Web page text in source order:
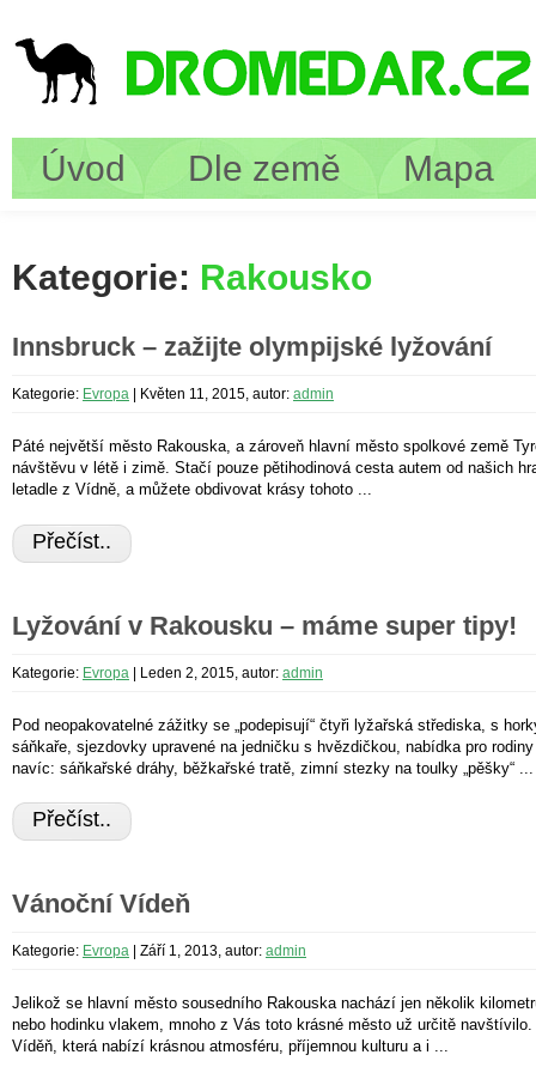
Úvod Dle země Mapa
Kategorie: Rakousko
Innsbruck – zažijte olympijské lyžování
Kategorie: Evropa Květen 11, 2015, autor: admin
Páté největší město Rakouska, a zároveň hlavní město spolkové země
návštěvu v létě i zimě. Stačí pouze pětihodinová cesta autem od našich
letadle z Vídně, a můžete obdivovat krásy tohoto ...
Přečíst..
Lyžování v Rakousku – máme super tipy!
Kategorie: Evropa | Leden 2, 2015, autor: admin
Pod neopakovatelné zážitky se „podepisují“ čtyři lyžařská střediska, s
sáňkaře, sjezdovky upravené na jedničku s hvězdičkou, nabídka pro
navíc: sáňkařské dráhy, běžkařské tratě, zimní stezky na toulky „pěšky“ ...
Přečíst..
Vánoční Vídeň
Kategorie: Evropa Září 1, 2013, autor: admin
Jelikož se hlavní město sousedního Rakouska nachází jen několik
nebo hodinku vlakem, mnoho z Vás toto krásné město už určitě
Víděň, která nabízí krásnou atmosféru, příjemnou kulturu a i ...